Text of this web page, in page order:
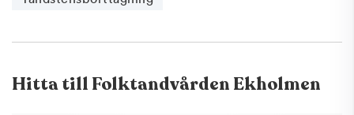
Hitta till Folktandvården Ekholmen